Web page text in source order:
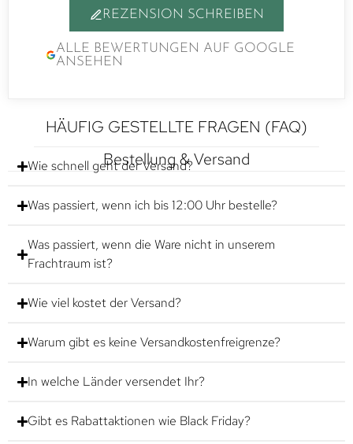
REZENSION SCHREIBEN
ALLE BEWERTUNGEN AUF GOOGLE
ANSEHEN
HÄUFIG GESTELLTE FRAGEN (FAQ)
Bestellung & Versand
Wie schnell geht der Versand?
Was passiert, wenn ich bis 12:00 Uhr bestelle?
Was passiert, wenn die Ware nicht in unserem
Frachtraum ist?
Wie viel kostet der Versand?
Warum gibt es keine Versandkostenfreigrenze?
In welche Länder versendet Ihr?
Gibt es Rabattaktionen wie Black Friday?